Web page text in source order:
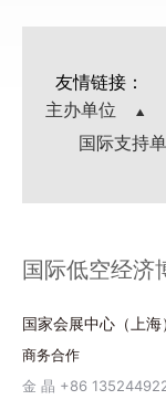
友情链接：
主办单位
国际支持
国际低空经济
国家会展中心（上
商务合作
金 晶 +86